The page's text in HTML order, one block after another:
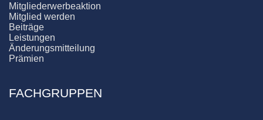
Mitgliederwerbeaktion
Mitglied werden
Beiträge
Leistungen
Änderungsmitteilung
Prämien
FACHGRUPPEN